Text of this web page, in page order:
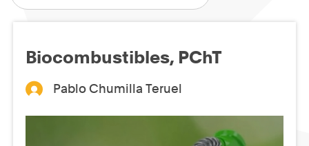
Biocombustibles, PChT
Pablo Chumilla Teruel